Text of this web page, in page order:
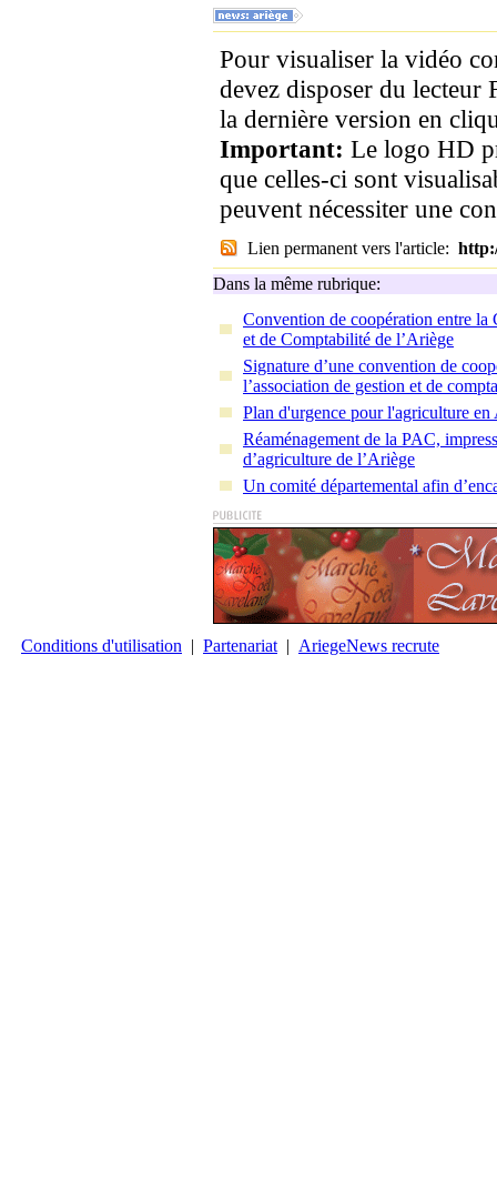
Pour visualiser la vidéo
devez disposer du lecteur
la dernière version en
Important: Le logo HD
que celles-ci sont
peuvent nécessiter une
Lien permanent vers l'article:
Dans la même rubrique:
Convention de coopération entre la
et de Comptabilité de l’Ariège
Signature d’une convention de
l’association de gestion et de
Plan d'urgence pour l'agriculture en
Réaménagement de la PAC,
d’agriculture de l’Ariège
Un comité départemental afin
Conditions d'utilisation | Partenariat | AriegeNews recrute